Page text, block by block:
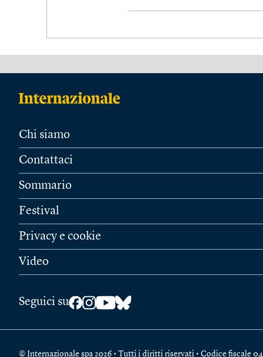
Chi siamo
Contattaci
Sommario
Festival
Privacy e cookie
Video
Seguici su
© Internazionale spa 2026 • Tutti i diritti riservati • Codice fiscale